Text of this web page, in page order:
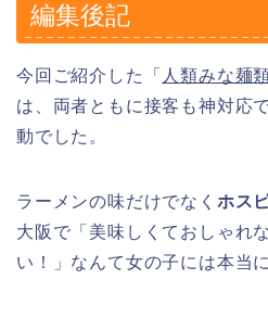
編集後記
今回ご紹介した「 人類みな麺
は、両者ともに接客も神対応
動でした。
ラーメンの味だけでなく ホス
大阪で「美味しくておしゃれ
い！」なんて女の子には本当